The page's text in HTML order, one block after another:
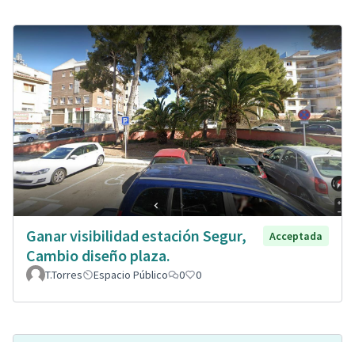
Ganar visibilidad estación Segur,
Cambio diseño plaza.
Acceptada
T.Torres Espacio Público 0 0